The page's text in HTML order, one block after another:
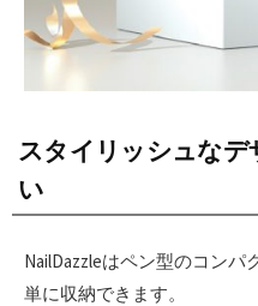
スタイリッシュな
い
NailDazzleはペン型のコン
単に収納できます。